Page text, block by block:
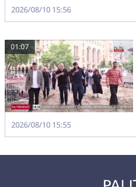
2026/08/10 15:56
01:07
2026/08/10 15:55